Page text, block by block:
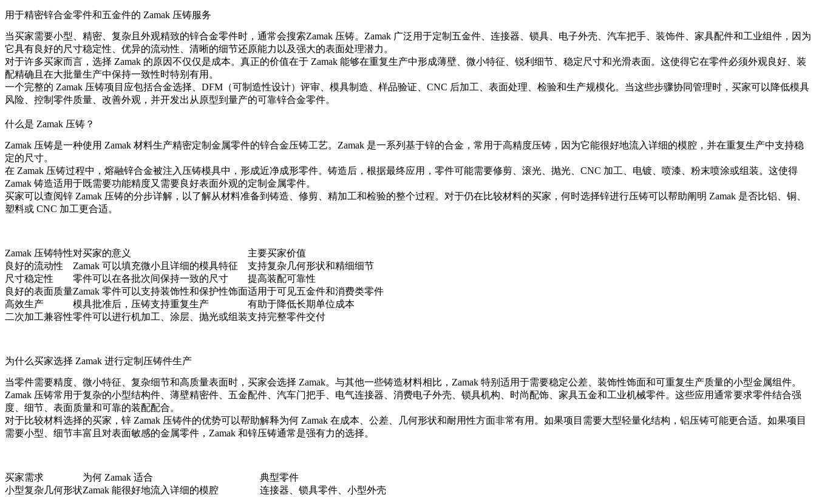
用于精密锌合金零件和五金件的 Zamak 压铸服务
当买家需要小型、精密、复杂且外观精致的锌合金零件时，通常会搜索Zamak 压铸。Zamak 广泛用于定制五金件、连接器、锁具、电子外壳、汽车把手、装饰件、家具配件和工业组件，因为
它具有良好的尺寸稳定性、优异的流动性、清晰的细节还原能力以及强大的表面处理潜力。
对于许多买家而言，选择 Zamak 的原因不仅仅是成本。真正的价值在于 Zamak 能够在重复生产中形成薄壁、微小特征、锐利细节、稳定尺寸和光滑表面。这使得它在零件必须外观良好、装
配精确且在大批量生产中保持一致性时特别有用。
一个完整的 Zamak 压铸项目应包括合金选择、DFM（可制造性设计）评审、模具制造、样品验证、CNC 后加工、表面处理、检验和生产规模化。当这些步骤协同管理时，买家可以降低模具
风险、控制零件质量、改善外观，并开发出从原型到量产的可靠锌合金零件。
什么是 Zamak 压铸？
Zamak 压铸是一种使用 Zamak 材料生产精密定制金属零件的锌合金压铸工艺。Zamak 是一系列基于锌的合金，常用于高精度压铸，因为它能很好地流入详细的模腔，并在重复生产中支持稳
定的尺寸。
在 Zamak 压铸过程中，熔融锌合金被注入压铸模具中，形成近净成形零件。铸造后，根据最终应用，零件可能需要修剪、滚光、抛光、CNC 加工、电镀、喷漆、粉末喷涂或组装。这使得
Zamak 铸造适用于既需要功能精度又需要良好表面外观的定制金属零件。
买家可以查阅锌 Zamak 压铸的分步详解 ，以了解从材料准备到铸造、修剪、精加工和检验的整个过程。对于仍在比较材料的买家， 何时选择锌进行压铸可以帮助阐明 Zamak 是否比铝、铜、
塑料或 CNC 加工更合适。
Zamak 压铸特性对买家的意义
主要买家价值
良好的流动性
Zamak 可以填充微小且详细的模具特征
支持复杂几何形状和精细细节
尺寸稳定性
零件可以在各批次间保持一致的尺寸
提高装配可靠性
良好的表面质量Zamak 零件可以支持装饰性和保护性饰面适用于可见五金件和消费类零件
高效生产
模具批准后，压铸支持重复生产
有助于降低长期单位成本
二次加工兼容性零件可以进行机加工、涂层、抛光或组装支持完整零件交付
为什么买家选择 Zamak 进行定制压铸件生产
当零件需要精度、微小特征、复杂细节和高质量表面时，买家会选择 Zamak。与其他一些铸造材料相比，Zamak 特别适用于需要稳定公差、装饰性饰面和可重复生产质量的小型金属组件。
Zamak 压铸常用于复杂的小型结构件、薄壁精密件、五金配件、汽车门把手、电气连接器、消费电子外壳、锁具机构、时尚配饰、家具五金和工业机械零件。这些应用通常要求零件结合强
度、细节、表面质量和可靠的装配配合。
对于比较材料选择的买家， 锌 Zamak 压铸件的优势可以帮助解释为何 Zamak 在成本、公差、几何形状和耐用性方面非常有用。如果项目需要大型轻量化结构， 铝压铸可能更合适。如果项目
需要小型、细节丰富且对表面敏感的金属零件，Zamak 和锌压铸通常是强有力的选择。
买家需求 为何 Zamak 适合
典型零件
小型复杂几何形状Zamak 能很好地流入详细的模腔
连接器、锁具零件、小型外壳